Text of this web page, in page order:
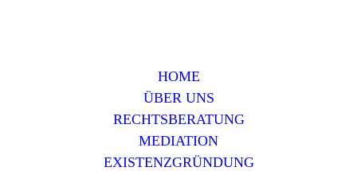
HOME
ÜBER UNS
RECHTSBERATUNG
MEDIATION
EXISTENZGRÜNDUNG